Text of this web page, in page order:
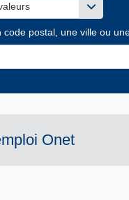
code postal, une ville ou
Onet